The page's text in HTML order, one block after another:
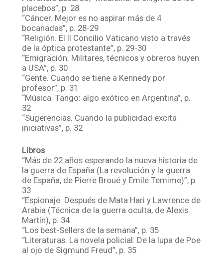
placebos”, p. 28
“Cáncer. Mejor es no aspirar más de 4
bocanadas”, p. 28-29
“Religión. El II Concilio Vaticano visto a través
de la óptica protestante”, p. 29-30
“Emigración. Militares, técnicos y obreros huyen
a USA”, p. 30
“Gente. Cuando se tiene a Kennedy por
profesor”, p. 31
“Música. Tango: algo exótico en Argentina”, p.
32
“Sugerencias. Cuando la publicidad excita
iniciativas”, p. 32
Libros
“Más de 22 años esperando la nueva historia de
la guerra de España (La revolución y la guerra
de España, de Pierre Broué y Emile Temime)”, p.
33
“Espionaje. Después de Mata Hari y Lawrence de
Arabia (Técnica de la guerra oculta, de Alexis
Martín), p. 34
“Los best-Sellers de la semana”, p. 35
“Literaturas. La novela policial: De la lupa de Poe
al ojo de Sigmund Freud”, p. 35